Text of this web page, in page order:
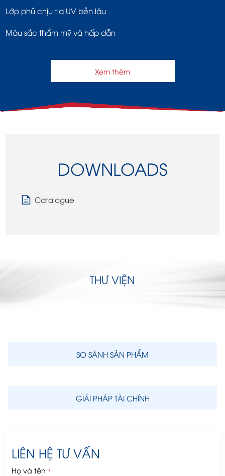
Lớp phủ chịu tia UV bền lâu
Màu sắc thẩm mỹ và hấp dẫn
Xem thêm
DOWNLOADS
Catalogue
THƯ VIỆN
SO SÁNH SẢN PHẨM
GIẢI PHÁP TÀI CHÍNH
LIÊN HỆ TƯ VẤN
Họ và tên *